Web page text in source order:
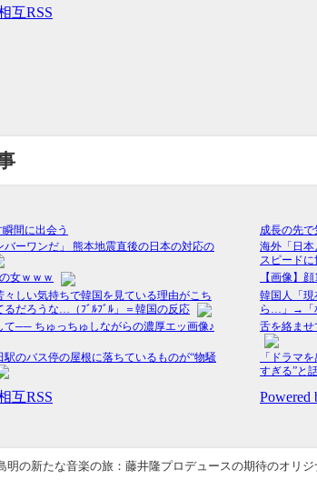
明の新たな音楽の旅：藤井隆プロデュースの期待のオリ